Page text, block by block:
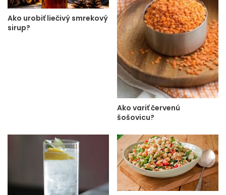
Ako urobiť liečivý smrekový
sirup?
Ako variť červenú
šošovicu?